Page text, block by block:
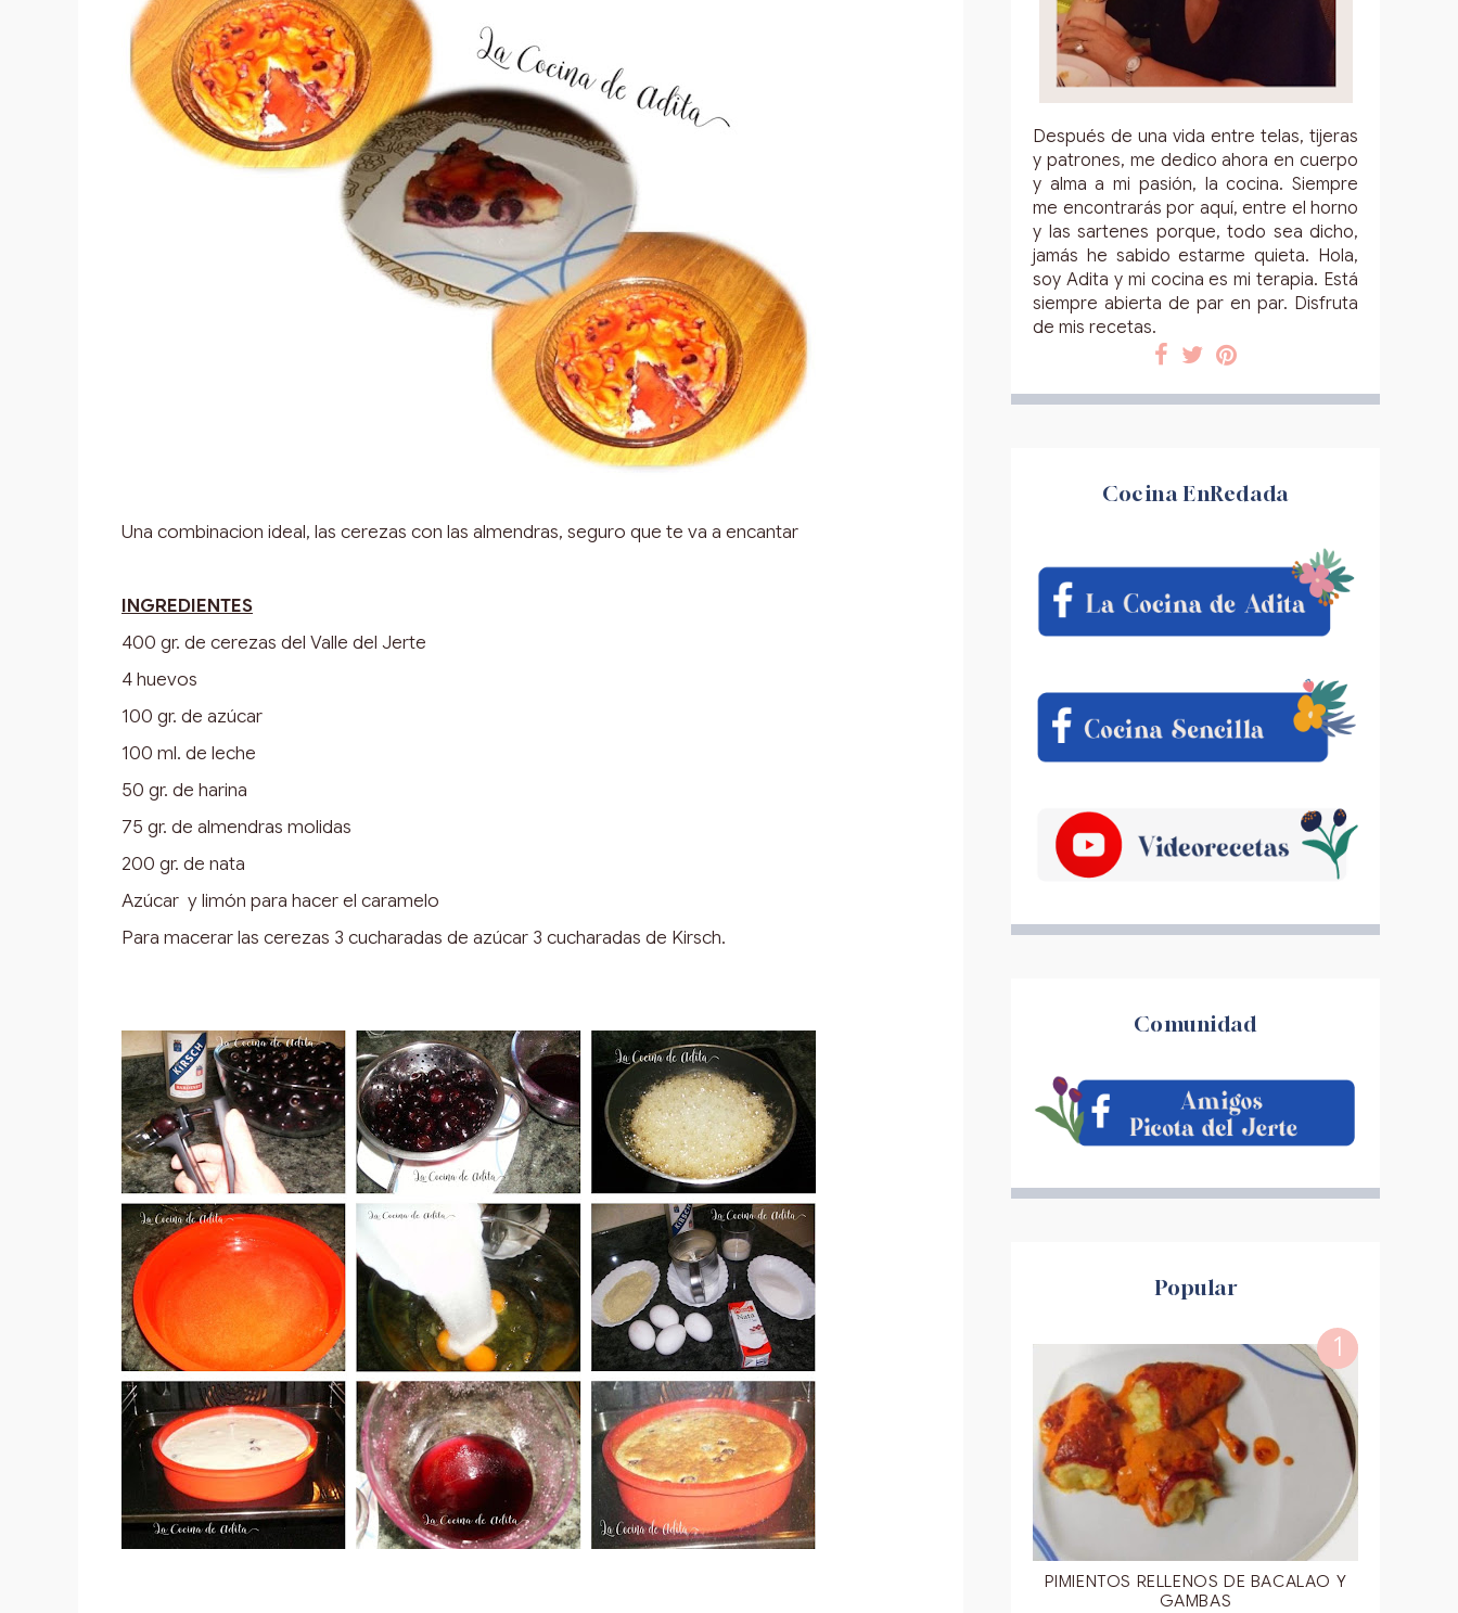
Una combinacion ideal, las cerezas con las almendras, seguro que te va a encantar
INGREDIENTES
400 gr. de cerezas del Valle del Jerte
4 huevos
100 gr. de azúcar
100 ml. de leche
50 gr. de harina
75 gr. de almendras molidas
200 gr. de nata
Azúcar y limón para hacer el caramelo
Para macerar las cerezas 3 cucharadas de azúcar 3 cucharadas de Kirsch.
Después de una vida entre telas, tijeras
y patrones, me dedico ahora en cuerpo
y alma a mi pasión, la cocina. Siempre
me encontrarás por aquí, entre el horno
y las sartenes porque, todo sea dicho,
jamás he sabido estarme quieta. Hola,
soy Adita y mi cocina es mi terapia. Está
siempre abierta de par en par. Disfruta
de mis recetas.
Cocina EnRedada
Comunidad
Popular
PIMIENTOS RELLENOS DE BACALAO Y
GAMBAS